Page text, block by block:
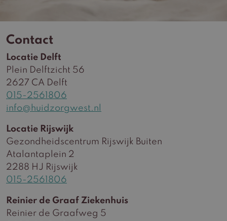
Contact
Locatie Delft
Plein Delftzicht 56
2627 CA Delft
015-2561806
info@huidzorgwest.nl
Locatie Rijswijk
Gezondheidscentrum Rijswijk Buiten
Atalantaplein 2
2288 HJ Rijswijk
015-2561806
Reinier de Graaf Ziekenhuis
Reinier de Graafweg 5